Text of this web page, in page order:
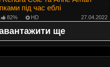
під час еблі
82% HD 27.04.2022
ще